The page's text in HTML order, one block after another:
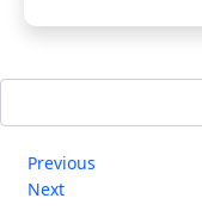
Previous
Next